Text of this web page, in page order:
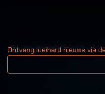
Ontvang loeihard nieuws via
Uw email adres